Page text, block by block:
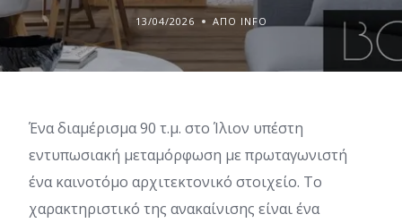
13/04/2026 ΑΠΌ INFO
Ένα διαμέρισμα 90 τ.μ. στο Ίλιον υπέστη
εντυπωσιακή μεταμόρφωση με πρωταγωνιστή
ένα καινοτόμο αρχιτεκτονικό στοιχείο. Το
χαρακτηριστικό της ανακαίνισης είναι ένα